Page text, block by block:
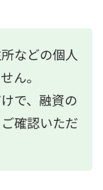
などの個人
ん。
で、融資の
確認いただ